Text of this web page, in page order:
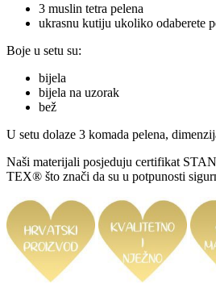
3 muslin tetra pelena
ukrasnu kutiju ukoliko odaberete
Boje u setu su:
bijela
bijela na uzorak
bež
U setu dolaze 3 komada pelena,
Naši materijali posjeduju certifikat
TEX® što znači da su u potpunosti